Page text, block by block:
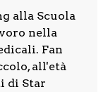
alla Scuola
nella
Fan
all'età
di Star